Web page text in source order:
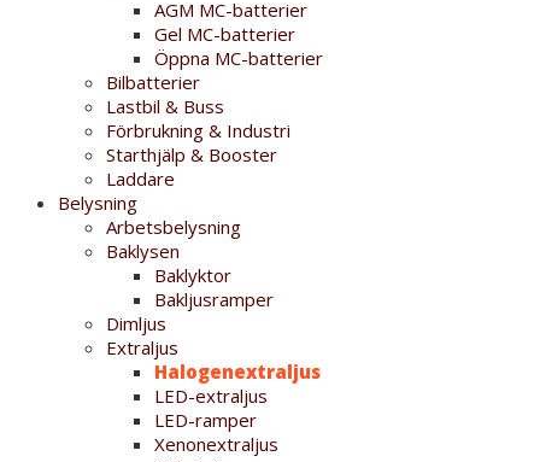
AGM MC-batterier
Gel MC-batterier
Öppna MC-batterier
Bilbatterier
Lastbil & Buss
Förbrukning & Industri
Starthjälp & Booster
Laddare
Belysning
Arbetsbelysning
Baklysen
Baklyktor
Bakljusramper
Dimljus
Extraljus
Halogenextraljus
LED-extraljus
LED-ramper
Xenonextraljus